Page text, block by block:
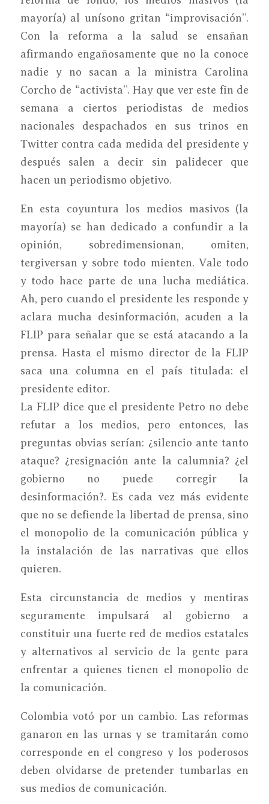
mayoría) al unísono gritan “improvisación”.
Con la reforma a la salud se ensañan
afirmando engañosamente que no la conoce
nadie y no sacan a la ministra Carolina
Corcho de “activista”. Hay que ver este fin de
semana a ciertos periodistas de medios
nacionales despachados en sus trinos en
Twitter contra cada medida del presidente y
después salen a decir sin palidecer que
hacen un periodismo objetivo.
En esta coyuntura los medios masivos (la
mayoría) se han dedicado a confundir a la
opinión, sobredimensionan, omiten,
tergiversan y sobre todo mienten. Vale todo
y todo hace parte de una lucha mediática.
Ah, pero cuando el presidente les responde y
aclara mucha desinformación, acuden a la
FLIP para señalar que se está atacando a la
prensa. Hasta el mismo director de la FLIP
saca una columna en el país titulada: el
presidente editor.
La FLIP dice que el presidente Petro no debe
refutar a los medios, pero entonces, las
preguntas obvias serían: ¿silencio ante tanto
ataque? ¿resignación ante la calumnia? ¿el
gobierno no puede corregir la
desinformación?. Es cada vez más evidente
que no se defiende la libertad de prensa, sino
el monopolio de la comunicación pública y
la instalación de las narrativas que ellos
quieren.
Esta circunstancia de medios y mentiras
seguramente impulsará al gobierno a
constituir una fuerte red de medios estatales
y alternativos al servicio de la gente para
enfrentar a quienes tienen el monopolio de
la comunicación.
Colombia votó por un cambio. Las reformas
ganaron en las urnas y se tramitarán como
corresponde en el congreso y los poderosos
deben olvidarse de pretender tumbarlas en
sus medios de comunicación.